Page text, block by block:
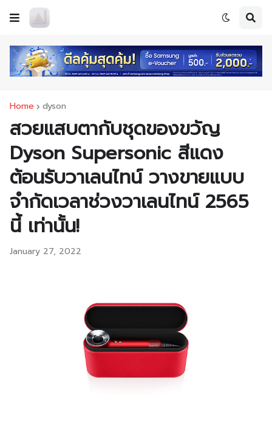
Home dyson
สวยแสบตากับชุดของขวัญ
Dyson Supersonic สีแดง
ต้อนรับวาเลนไทน์ วางขายแบบ
จำกัดเวลาช่วงวาเลนไทน์ 2565
นี้ เท่านั้น!
January 27, 2022